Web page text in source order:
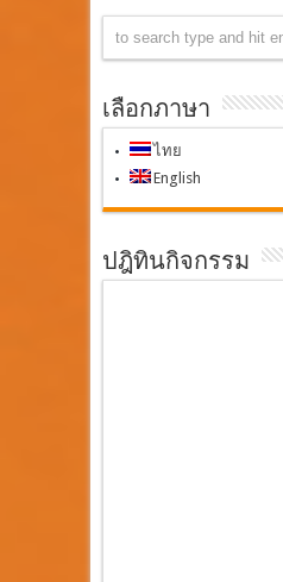
เลือกภาษา
ไทย
English
ปฎิทินกิจกรรม